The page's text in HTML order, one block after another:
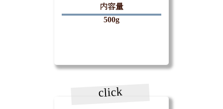
内容量
500g
click